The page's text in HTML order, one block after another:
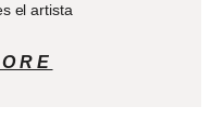
el artista